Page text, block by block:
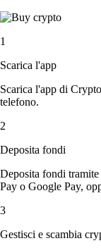
1
Scarica l'app
Scarica l'app di
telefono.
2
Deposita fondi
Deposita fondi
Pay o Google Pay,
3
Gestisci e scambia